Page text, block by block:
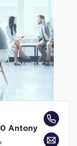
Antony